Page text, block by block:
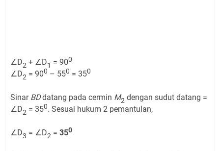
∠D2 + ∠D1 = 900
∠D2 = 900 – 550 = 350
Sinar BDdatang pada cermin M2 dengan sudut datang =
∠D2 = 350. Sesuai hukum 2 pemantulan,
∠D3 = ∠D2 = 350